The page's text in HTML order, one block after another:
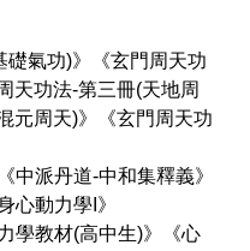
礎氣功)》《玄門周天功
天功法-第三冊(天地周
元周天)》《玄門周天功
中派丹道-中和集釋義》
心動力學I》
學教材(高中生)》《心